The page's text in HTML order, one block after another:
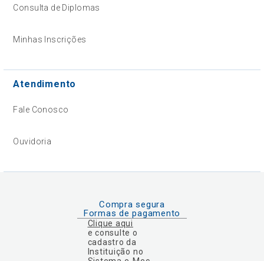
Consulta de Diplomas
Minhas Inscrições
Atendimento
Fale Conosco
Ouvidoria
Compra segura
Formas de pagamento
Clique aqui
e consulte o
cadastro da
Instituição no